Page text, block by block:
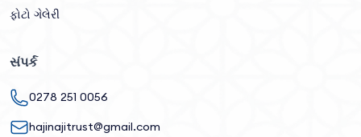
ફોટો ગેલેરી
સંપર્ક
0278 251 0056
hajinajitrust@gmail.com